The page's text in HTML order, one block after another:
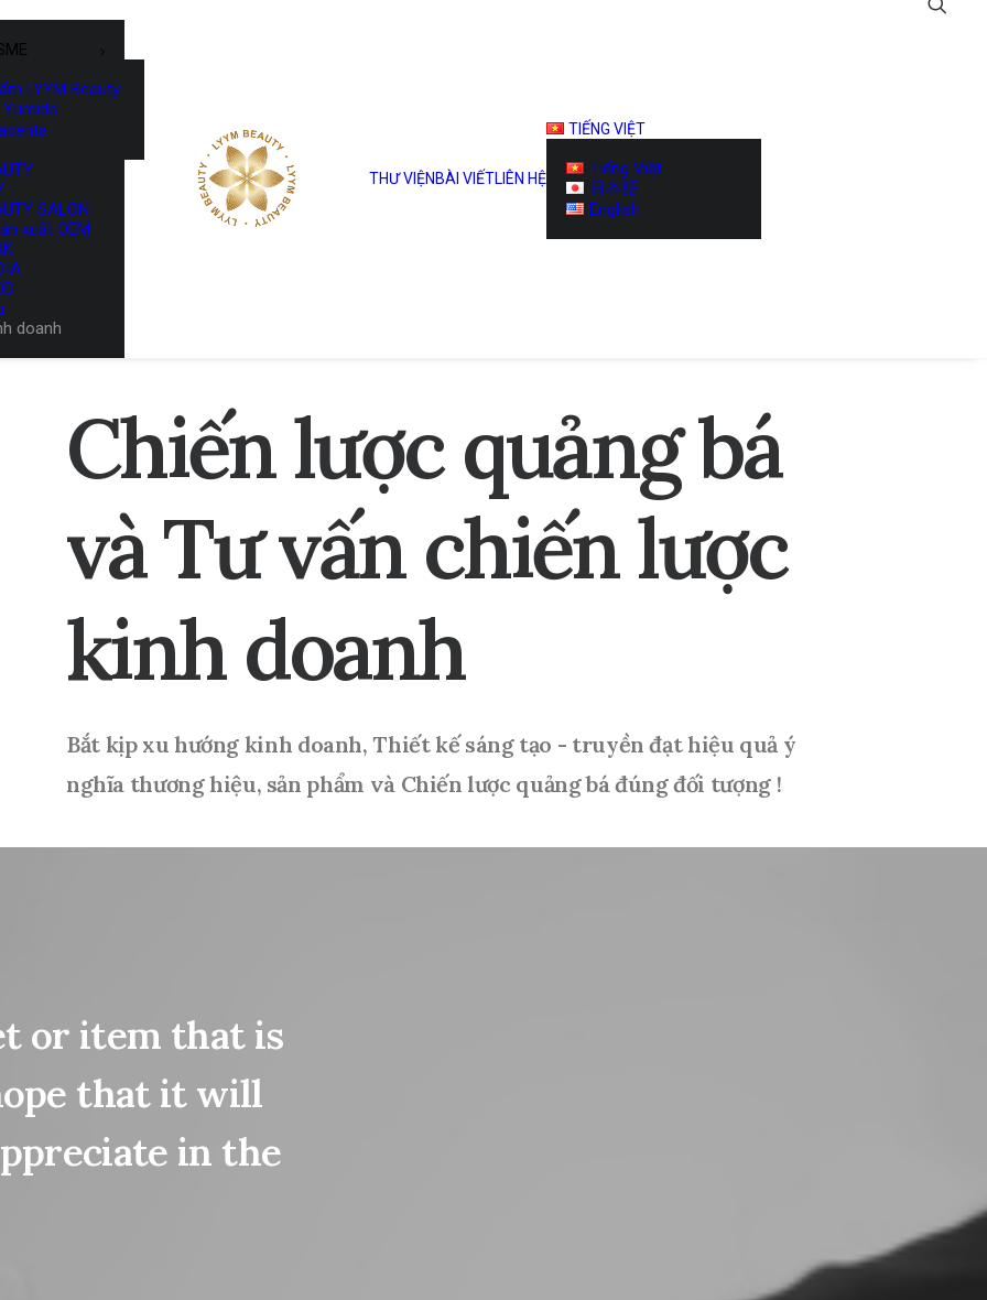
LYYM Beauty
SALON
xuất OEM
–
doanh
THƯ VIỆN BÀI VIẾTLIÊN HỆ
TIẾNG VIỆT
Tiếng Việt
日本語
English
Chiếnlược quảngbá
vàTưvấn chiếnlược
kinh doanh
Bắt kịp xu hướng kinh doanh, Thiết kế sáng tạo - truyền đạt hiệu quả ý
nghĩa thương hiệu, sản phẩm và Chiến lược quảngbáđúngđối tượng !
or item that is
that it will
in the